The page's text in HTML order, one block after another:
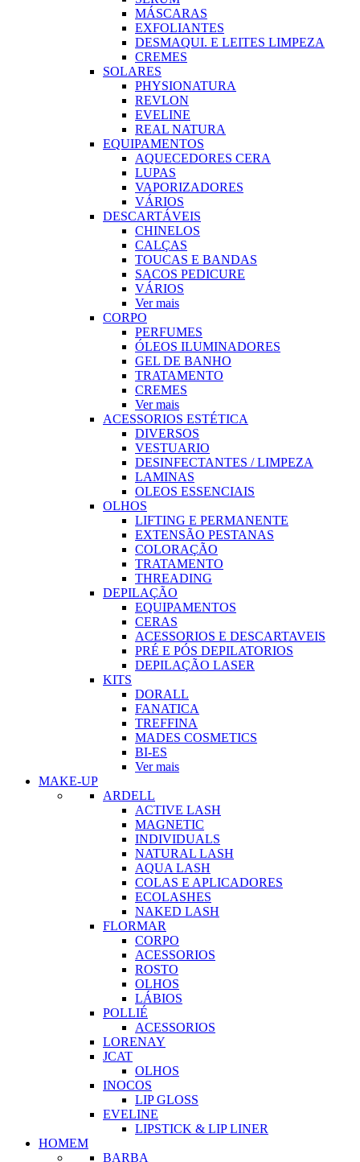
MÁSCARAS
EXFOLIANTES
DESMAQUI. E LEITES LIMPEZA
CREMES
SOLARES
PHYSIONATURA
REVLON
EVELINE
REAL NATURA
EQUIPAMENTOS
AQUECEDORES CERA
LUPAS
VAPORIZADORES
VÁRIOS
DESCARTÁVEIS
CHINELOS
CALÇAS
TOUCAS E BANDAS
SACOS PEDICURE
VÁRIOS
Ver mais
CORPO
PERFUMES
ÓLEOS ILUMINADORES
GEL DE BANHO
TRATAMENTO
CREMES
Ver mais
ACESSORIOS ESTÉTICA
DIVERSOS
VESTUARIO
DESINFECTANTES / LIMPEZA
LAMINAS
OLEOS ESSENCIAIS
OLHOS
LIFTING E PERMANENTE
EXTENSÃO PESTANAS
COLORAÇÃO
TRATAMENTO
THREADING
DEPILAÇÃO
EQUIPAMENTOS
CERAS
ACESSORIOS E DESCARTAVEIS
PRÉ E PÓS DEPILATORIOS
DEPILAÇÃO LASER
KITS
DORALL
FANATICA
TREFFINA
MADES COSMETICS
BI-ES
Ver mais
MAKE-UP
ARDELL
ACTIVE LASH
MAGNETIC
INDIVIDUALS
NATURAL LASH
AQUA LASH
COLAS E APLICADORES
ECOLASHES
NAKED LASH
FLORMAR
CORPO
ACESSORIOS
ROSTO
OLHOS
LÁBIOS
POLLIÉ
ACESSORIOS
LORENAY
JCAT
OLHOS
INOCOS
LIP GLOSS
EVELINE
LIPSTICK & LIP LINER
HOMEM
BARBA